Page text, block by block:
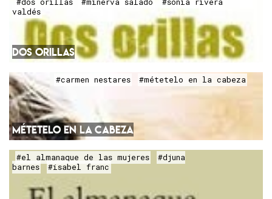
#dos orillas #minerva salado
#sonia rivera
valdés
DOS ORILLAS
#carmen nestares #métetelo en la cabeza
MÉTETELO EN LA CABEZA
#el almanaque de las mujeres
#djuna
barnes
#isabel franc